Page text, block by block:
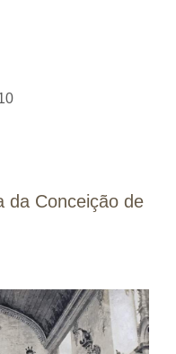
da Conceição de